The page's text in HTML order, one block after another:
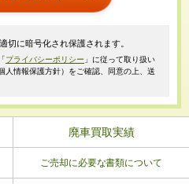
切に暗号化され保護されます。
プライバシーポリシー 」に従って取り扱い
人情報保護方針）をご確認、同意の上、送
廃車買取実績
ご売却に必要な書類について